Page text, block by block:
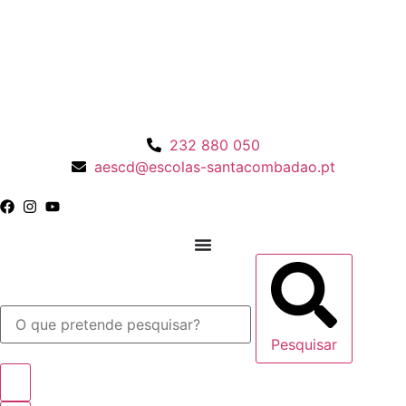
232 880 050
aescd@escolas-santacombadao.pt
Pesquisar